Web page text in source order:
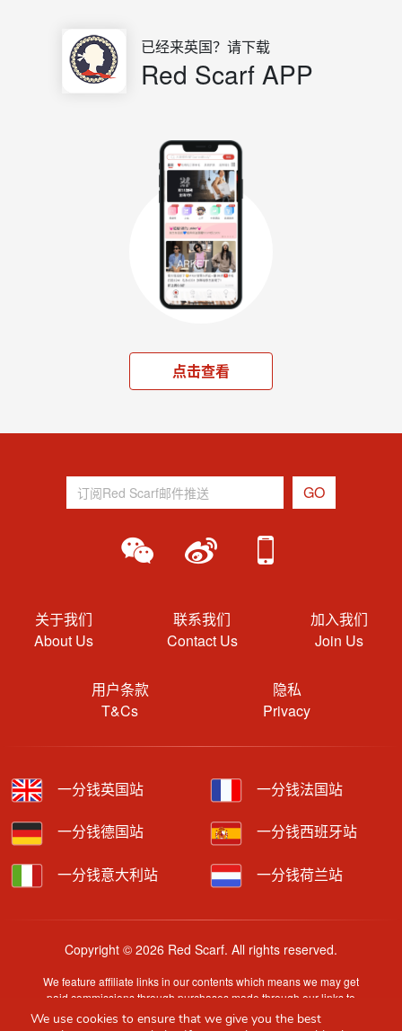
已经来英国？请下载
Red Scarf APP
点击查看
关于我们
About Us
联系我们
Contact Us
加入我们
Join Us
用户条款
T&Cs
隐私
Privacy
一分钱英国站 一分钱法国站
一分钱德国站 一分钱西班牙站
一分钱意大利站 一分钱荷兰站
Copyright © 2026 Red Scarf. All rights reserved.
We feature affiliate links in our contents which means we may get
paid commissions through purchases made through our links to
retailer sites.
We use cookies to ensure that we give you the best